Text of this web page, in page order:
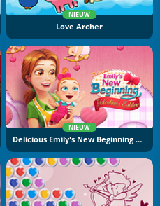
NIEUW
Love Archer
NIEUW
Delicious Emily's New Beginning Valentine's Edition